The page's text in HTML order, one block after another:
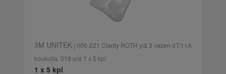
3M UNITEK| 006-221 Clarity ROTH ylä 3 vasen 0T/11A
koukulla, 018 ura 1 x 5 kpl
1 x 5 kpl